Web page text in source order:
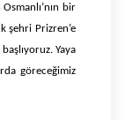
bir
şehri Prizren’e
Yaya
göreceğimiz